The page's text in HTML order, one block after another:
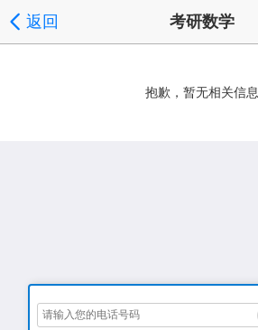
返回 考研数学
抱歉，暂无相关信息